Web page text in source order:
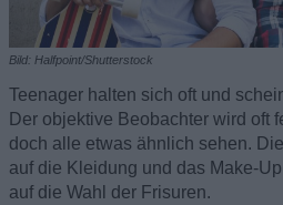
Bild: Halfpoint/Shutterstock
Teenager halten sich oft und
Der objektive Beobachter wird oft
doch alle etwas ähnlich sehen.
auf die Kleidung und das Make-
auf die Wahl der Frisuren.